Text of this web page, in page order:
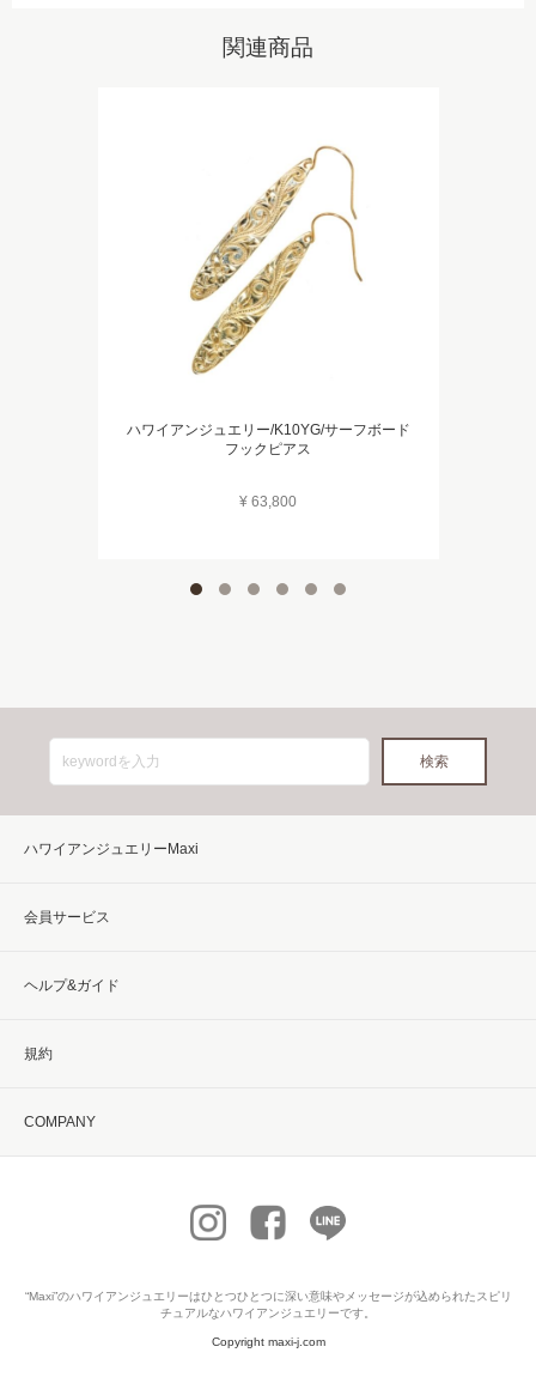
関連商品
ハワイアンジュエリー/K10YG/サーフボード
フックピアス
¥ 63,800
ハワイアンジュエリーMaxi
会員サービス
ヘルプ&ガイド
規約
COMPANY
“Maxi”のハワイアンジュエリーはひとつひとつに深い意味やメッセージが込められたスピリ
チュアルなハワイアンジュエリーです。
Copyright maxi-j.com